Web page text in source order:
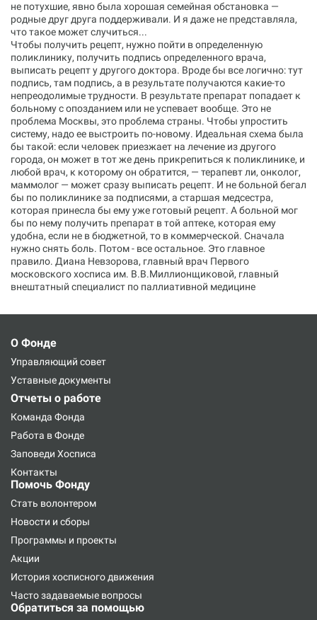
не потухшие, явно была хорошая семейная обстановка —
родные друг друга поддерживали. И я даже не представляла,
что такое может случиться...
Чтобы получить рецепт, нужно пойти в определенную
поликлинику, получить подпись определенного врача,
выписать рецепт у другого доктора. Вроде бы все логично: тут
подпись, там подпись, а в результате получаются какие-то
непреодолимые трудности. В результате препарат попадает к
больному с опозданием или не успевает вообще. Это не
проблема Москвы, это проблема страны. Чтобы упростить
систему, надо ее выстроить по-новому. Идеальная схема была
бы такой: если человек приезжает на лечение из другого
города, он может в тот же день прикрепиться к поликлинике, и
любой врач, к которому он обратится, — терапевт ли, онколог,
маммолог — может сразу выписать рецепт. И не больной бегал
бы по поликлинике за подписями, а старшая медсестра,
которая принесла бы ему уже готовый рецепт. А больной мог
бы по нему получить препарат в той аптеке, которая ему
удобна, если не в бюджетной, то в коммерческой. Сначала
нужно снять боль. Потом - все остальное. Это главное
правило. Диана Невзорова, главный врач Первого
московского хосписа им. В.В.Миллионщиковой, главный
внештатный специалист по паллиативной медицине
О Фонде
Управляющий совет
Уставные документы
Отчеты о работе
Команда Фонда
Работа в Фонде
Заповеди Хосписа
Контакты
Помочь Фонду
Стать волонтером
Новости и сборы
Программы и проекты
Акции
История хосписного движения
Часто задаваемые вопросы
Обратиться за помощью